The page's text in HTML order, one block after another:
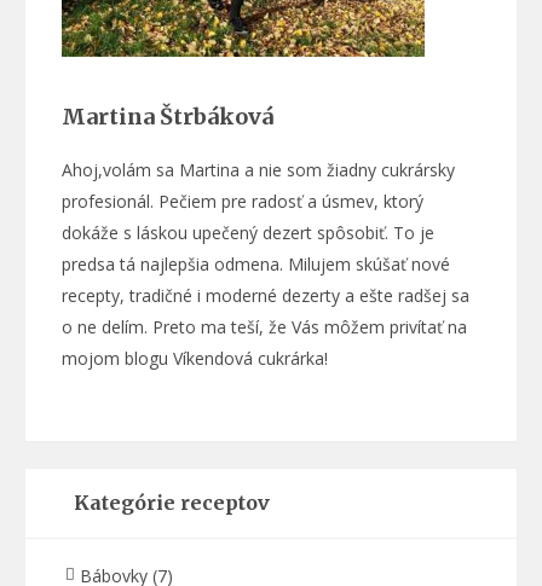
Martina Štrbáková
Ahoj,volám sa Martina a nie som žiadny cukrársky
profesionál. Pečiem pre radosť a úsmev, ktorý
dokáže s láskou upečený dezert spôsobiť. To je
predsa tá najlepšia odmena. Milujem skúšať nové
recepty, tradičné i moderné dezerty a ešte radšej sa
o ne delím. Preto ma teší, že Vás môžem privítať na
mojom blogu Víkendová cukrárka!
Kategórie receptov
Bábovky (7)